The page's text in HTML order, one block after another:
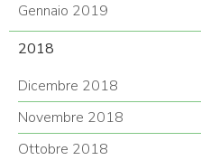
Gennaio 2019
2018
Dicembre 2018
Novembre 2018
Ottobre 2018